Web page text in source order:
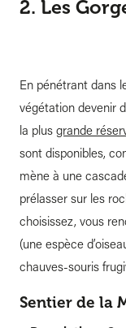
2. Les
En pénétrant dans
végétation devenir
la plus grande
sont disponibles,
mène à une
prélasser sur les
choisissez, vous
(une espèce
chauves-souris
Sentier de la